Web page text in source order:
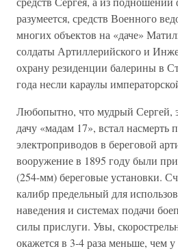
разумеется, средств Военного
многих объектов на «даче»
солдаты Артиллерийского и
охрану резиденции балерины в
года несли караулы
Любопытно, что мудрый Сергей,
дачу «мадам 17», встал насмерть
электроприводов в береговой
вооружение в 1895 году были
(254-мм) береговые установки.
калибр предельный для
наведения и системах подачи
силы прислуги. Увы,
окажется в 3-4 раза меньше, чем